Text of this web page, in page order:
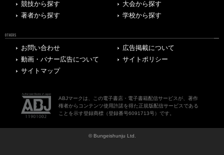
競技から探す
大会から探す
著者から探す
学校から探す
OTHERS
お問い合わせ
広告掲載について
動画・バナー広告について
サイトポリシー
サイトマップ
ABJマークは、この電子書店・電子書籍配信サービスが、著作
権者からコンテンツ使用許諾を得た正規版配信サービスである
ことを示す登録商標（登録番号6091713号）です。
© Bungeishunju Ltd.